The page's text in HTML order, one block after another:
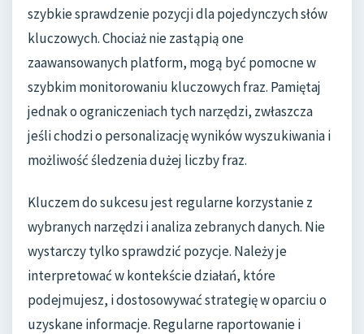
szybkie sprawdzenie pozycji dla pojedynczych słów
kluczowych. Chociaż nie zastąpią one
zaawansowanych platform, mogą być pomocne w
szybkim monitorowaniu kluczowych fraz. Pamiętaj
jednak o ograniczeniach tych narzędzi, zwłaszcza
jeśli chodzi o personalizację wyników wyszukiwania i
możliwość śledzenia dużej liczby fraz.
Kluczem do sukcesu jest regularne korzystanie z
wybranych narzędzi i analiza zebranych danych. Nie
wystarczy tylko sprawdzić pozycje. Należy je
interpretować w kontekście działań, które
podejmujesz, i dostosowywać strategię w oparciu o
uzyskane informacje. Regularne raportowanie i